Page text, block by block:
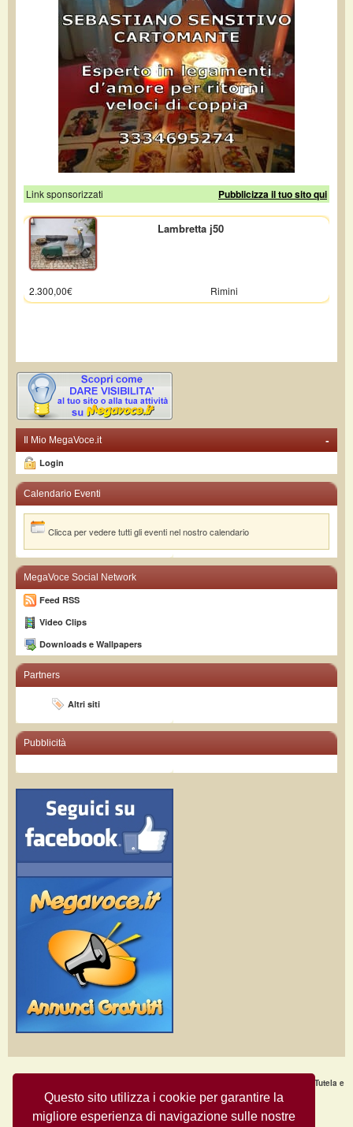
Questo sito utilizza i cookie per garantire la
migliore esperienza di navigazione sulle nostre
Link sponsorizzati Pubblicizza il tuo sito qui
Lambretta j50
2.300,00€ Rimini
-
Il Mio MegaVoce.it
Login
Calendario Eventi
Clicca per vedere tutti gli eventi nel nostro calendario
MegaVoce Social Network
Feed RSS
Video Clips
Downloads e Wallpapers
Partners
Altri siti
Pubblicità
Tutela e
Sicurezza·Privacy·Aiuto
Annunci Gratuiti © Copyright 2009MegaVoce.it - All Rights Reserved.